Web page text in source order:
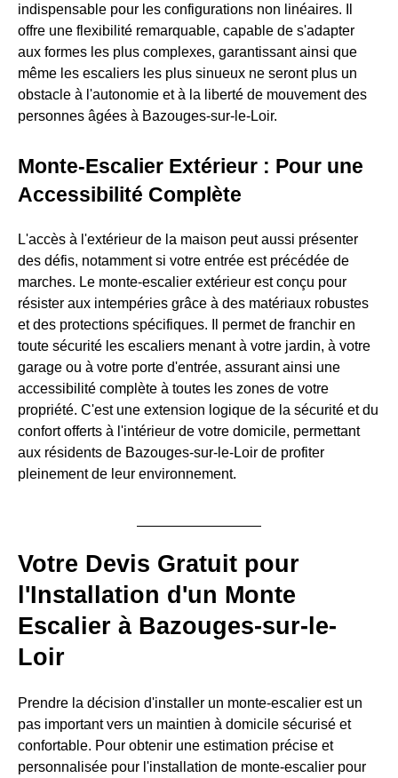
indispensable pour les configurations non linéaires. Il
offre une flexibilité remarquable, capable de s'adapter
aux formes les plus complexes, garantissant ainsi que
même les escaliers les plus sinueux ne seront plus un
obstacle à l'autonomie et à la liberté de mouvement des
personnes âgées à Bazouges-sur-le-Loir.
Monte-Escalier Extérieur : Pour une
Accessibilité Complète
L'accès à l'extérieur de la maison peut aussi présenter
des défis, notamment si votre entrée est précédée de
marches. Le monte-escalier extérieur est conçu pour
résister aux intempéries grâce à des matériaux robustes
et des protections spécifiques. Il permet de franchir en
toute sécurité les escaliers menant à votre jardin, à votre
garage ou à votre porte d'entrée, assurant ainsi une
accessibilité complète à toutes les zones de votre
propriété. C'est une extension logique de la sécurité et du
confort offerts à l'intérieur de votre domicile, permettant
aux résidents de Bazouges-sur-le-Loir de profiter
pleinement de leur environnement.
Votre Devis Gratuit pour
l'Installation d'un Monte
Escalier à Bazouges-sur-le-
Loir
Prendre la décision d'installer un monte-escalier est un
pas important vers un maintien à domicile sécurisé et
confortable. Pour obtenir une estimation précise et
personnalisée pour l'installation de monte-escalier pour